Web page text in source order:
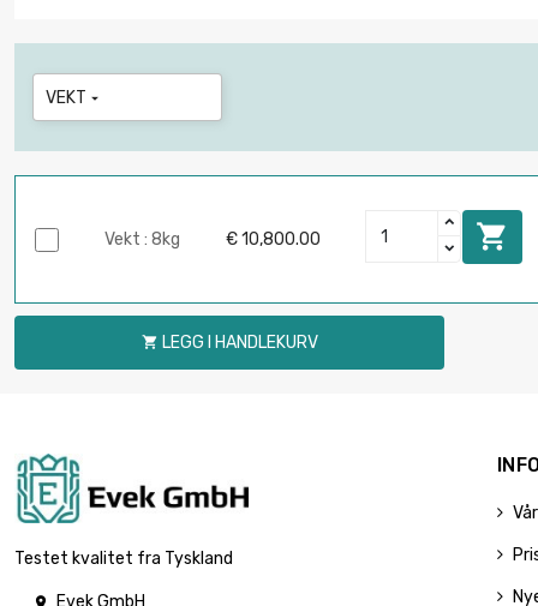
VEKT 
Vekt : 8kg € 10,800.00 
 LEGG I HANDLEKURV
Testet kvalitet fra Tyskland
Evek GmbH